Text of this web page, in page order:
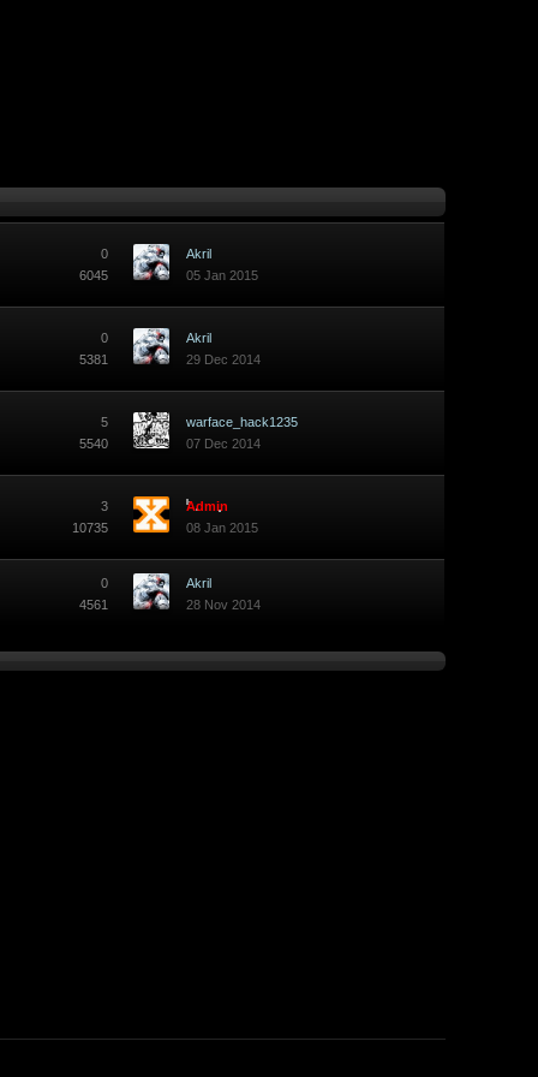
0
6045
Akril
05 Jan 2015
0
5381
Akril
29 Dec 2014
5
5540
warface_hack1235
07 Dec 2014
3
10735
Admin
08 Jan 2015
0
4561
Akril
28 Nov 2014